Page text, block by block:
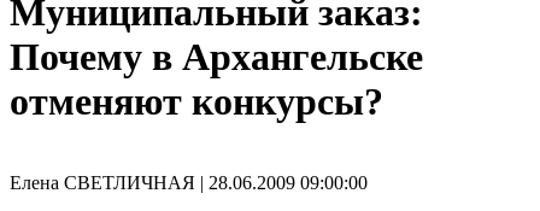
Муниципальный заказ:
Почему в Архангельске
отменяют конкурсы?
Елена СВЕТЛИЧНАЯ | 28.06.2009 09:00:00